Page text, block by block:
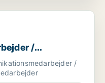
/
/
medarbejder
/